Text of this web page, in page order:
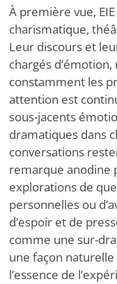
À première vue,
charismatique,
Leur discours et
chargés
constamment les
attention est
sous-jacents
dramatiques dans
conversations
remarque anodine
explorations de
personnelles ou
d’espoir et de
comme une sur-
une façon
l’essence de